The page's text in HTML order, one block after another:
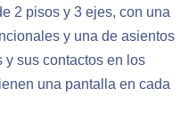
2 pisos y 3 ejes, con una
y una de asientos
sus contactos en los
una pantalla en cada